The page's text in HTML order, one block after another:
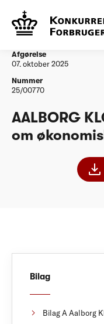
Vandtilsyn
Afgørelse
07. oktober 2025
Nummer
25/00770
AALBORG
om
Bilag
Bilag A Aalborg